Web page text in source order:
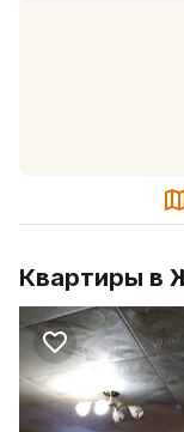
Квартиры в